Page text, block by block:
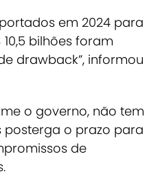
em 2024 para
10,5 bilhões foram
drawback”, informou
o governo, não tem
o prazo para
de